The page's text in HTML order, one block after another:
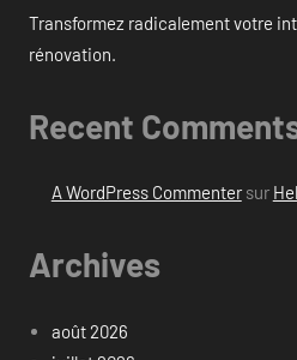
Transformez radicalement votre
rénovation.
Recent
A WordPress Commentersur
Archives
août 2026